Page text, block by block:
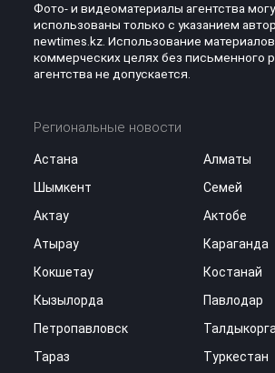
Фото- и видеоматериалы агентства
использованы только с указанием
newtimes.kz. Использование материалов
коммерческих целях без письменного
агентства не допускается.
Региональные новости
Астана
Алматы
Шымкент
Семей
Актау
Актобе
Атырау
Караганда
Кокшетау
Костанай
Кызылорда
Павлодар
Петропавловск
Тараз
Туркестан